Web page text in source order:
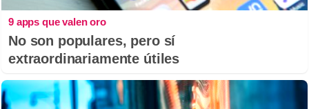
9 apps que valen oro
No son populares, pero sí
extraordinariamente útiles